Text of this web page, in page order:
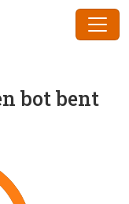
bot bent